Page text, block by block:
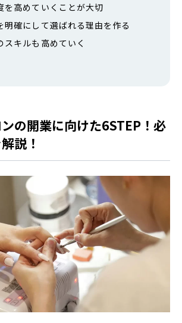
を高めていくことが大切
明確にして選ばれる理由を作る
スキルも高めていく
の開業に向けた6STEP！必
説！